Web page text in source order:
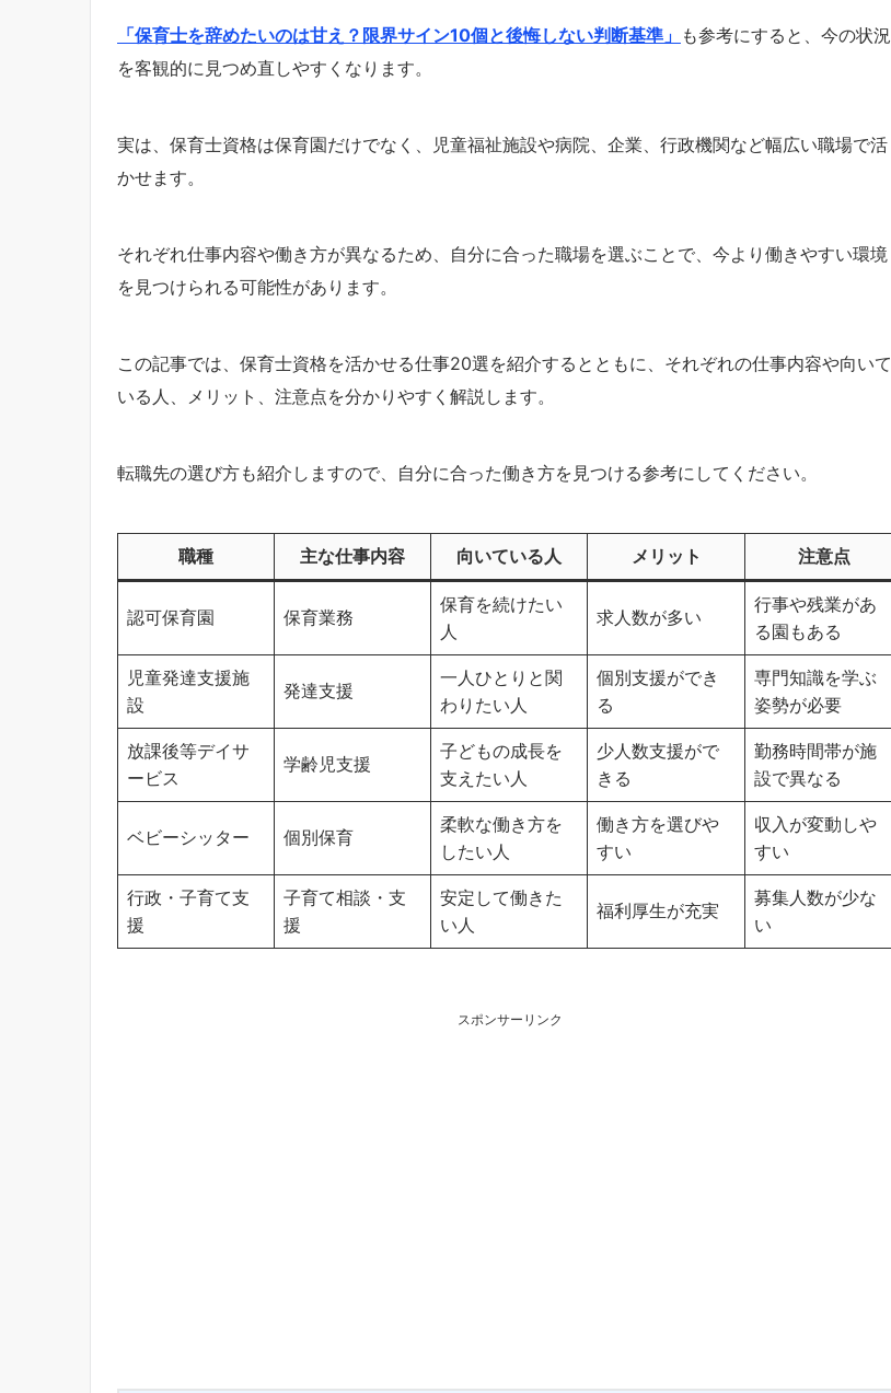
「保育士を辞めたいのは甘え？限界サイン10個と後悔しない判断基準」 も参考にすると、今の状況
を客観的に見つめ直しやすくなります。
実は、保育士資格は保育園だけでなく、児童福祉施設や病院、企業、行政機関など幅広い職場で活
かせます。
それぞれ仕事内容や働き方が異なるため、自分に合った職場を選ぶことで、今より働きやすい環境
を見つけられる可能性があります。
この記事では、保育士資格を活かせる仕事20選を紹介するとともに、それぞれの仕事内容や向いて
いる人、メリット、注意点を分かりやすく解説します。
転職先の選び方も紹介しますので、自分に合った働き方を見つける参考にしてください。
職種 主な仕事内容 向いている人 メリット 注意点
認可保育園 保育業務
保育を続けたい
人
求人数が多い
行事や残業があ
る園もある
児童発達支援施
設
発達支援
一人ひとりと関
わりたい人
個別支援ができ
る
専門知識を学ぶ
姿勢が必要
放課後等デイサ
ービス
学齢児支援
子どもの成長を
支えたい人
少人数支援がで
きる
勤務時間帯が施
設で異なる
ベビーシッター 個別保育
柔軟な働き方を
したい人
働き方を選びや
すい
収入が変動しや
すい
行政・子育て支
援
子育て相談・支
援
安定して働きた
い人
福利厚生が充実
募集人数が少な
い
スポンサーリンク